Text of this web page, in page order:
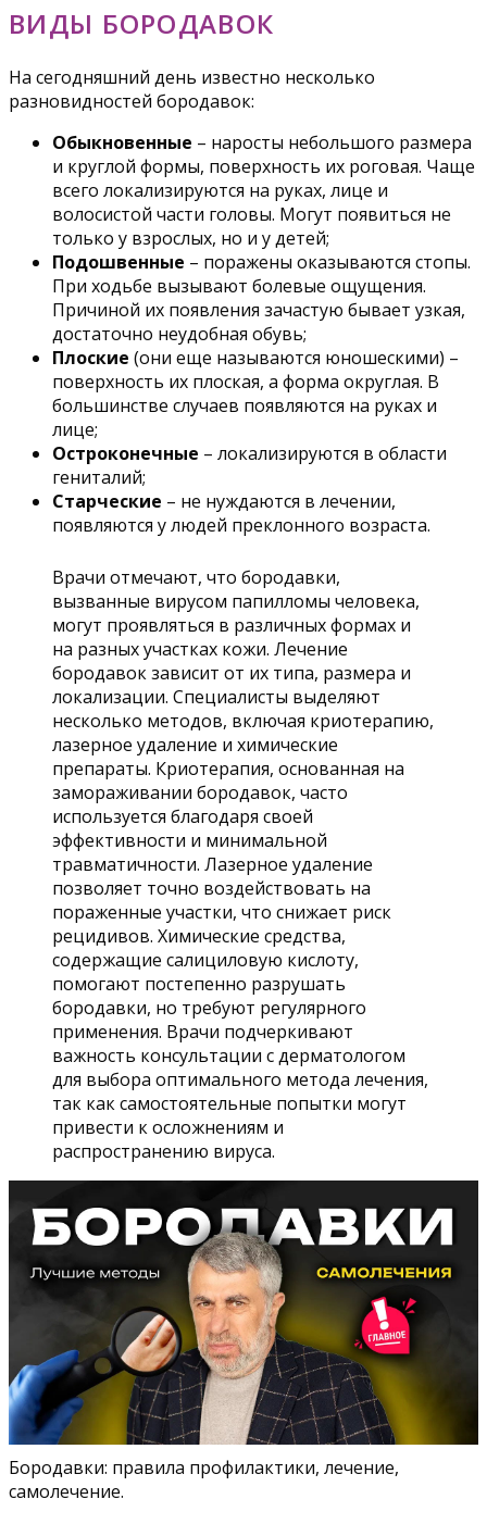
ВИДЫ БОРОДАВОК
На сегодняшний день известно несколько
разновидностей бородавок:
Обыкновенные – наросты небольшого размера
и круглой формы, поверхность их роговая. Чаще
всего локализируются на руках, лице и
волосистой части головы. Могут появиться не
только у взрослых, но и у детей;
Подошвенные – поражены оказываются стопы.
При ходьбе вызывают болевые ощущения.
Причиной их появления зачастую бывает узкая,
достаточно неудобная обувь;
Плоские (они еще называются юношескими) –
поверхность их плоская, а форма округлая. В
большинстве случаев появляются на руках и
лице;
Остроконечные – локализируются в области
гениталий;
Старческие – не нуждаются в лечении,
появляются у людей преклонного возраста.
Врачи отмечают, что бородавки,
вызванные вирусом папилломы человека,
могут проявляться в различных формах и
на разных участках кожи. Лечение
бородавок зависит от их типа, размера и
локализации. Специалисты выделяют
несколько методов, включая криотерапию,
лазерное удаление и химические
препараты. Криотерапия, основанная на
замораживании бородавок, часто
используется благодаря своей
эффективности и минимальной
травматичности. Лазерное удаление
позволяет точно воздействовать на
пораженные участки, что снижает риск
рецидивов. Химические средства,
содержащие салициловую кислоту,
помогают постепенно разрушать
бородавки, но требуют регулярного
применения. Врачи подчеркивают
важность консультации с дерматологом
для выбора оптимального метода лечения,
так как самостоятельные попытки могут
привести к осложнениям и
распространению вируса.
Бородавки: правила профилактики, лечение,
самолечение.